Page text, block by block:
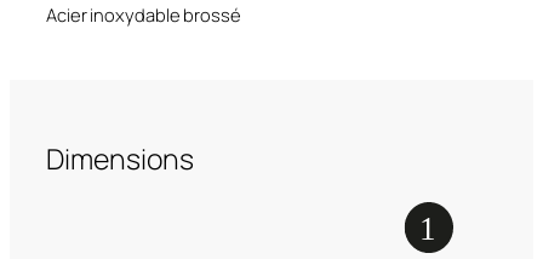
Acier inoxydable brossé
Dimensions